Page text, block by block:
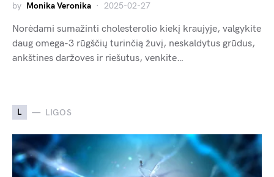
by Monika Veronika 2025-02-27
Norėdami sumažinti cholesterolio kiekį kraujyje, valgykite
daug omega-3 rūgščių turinčią žuvį, neskaldytus grūdus,
ankštines daržoves ir riešutus, venkite…
L LIGOS